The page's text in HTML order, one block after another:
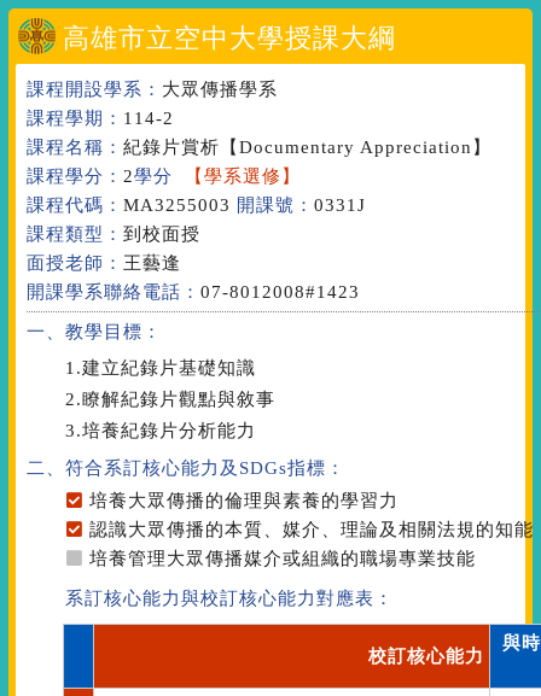
高雄市立空中大學授課大綱
課程開設學系： 大眾傳播學系
課程學期： 114-2
課程名稱： 紀錄片賞析 【Documentary Appreciation】
課程學分： 2學分
【學系選修】
課程代碼： MA3255003 開課號： 0331J
課程類型： 到校面授
面授老師： 王藝逢
開課學系聯絡電話： 07-8012008#1423
一、教學目標：
1.建立紀錄片基礎知識
2.瞭解紀錄片觀點與敘事
3.培養紀錄片分析能力
二、符合系訂核心能力 及SDGs指標 ：
培養大眾傳播的倫理與素養的學習力
認識大眾傳播的本質、媒介、理論及相關法規的知能
培養管理大眾傳播媒介或組織的職場專業技能
系訂核心能力與校訂核心能力對應表：
校訂核心能力
與